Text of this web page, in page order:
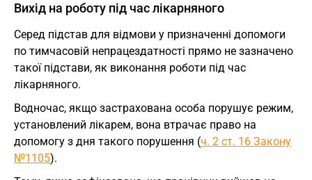
Вихід на роботу під час лікарняного
Серед підстав для відмови у призначенні допомоги
по тимчасовій непрацездатності прямо не зазначено
такої підстави, як виконання роботи під час
лікарняного.
Водночас, якщо застрахована особа порушує режим,
установлений лікарем, вона втрачає право на
допомогу з дня такого порушення (ч. 2 ст. 16 Закону
№1105).